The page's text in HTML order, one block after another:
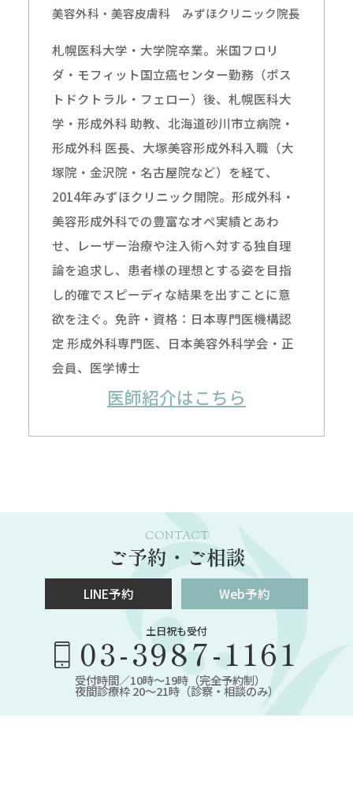
美容外科・美容皮膚科 みずほクリニック院長
札幌医科大学・大学院卒業。米国フロリ
ダ・モフィット国立癌センター勤務（ポス
トドクトラル・フェロー）後、札幌医科大
学・形成外科 助教、北海道砂川市立病院・
形成外科 医長、大塚美容形成外科入職（大
塚院・金沢院・名古屋院など）を経て、
2014年みずほクリニック開院。形成外科・
美容形成外科での豊富なオペ実績とあわ
せ、レーザー治療や注入術へ対する独自理
論を追求し、患者様の理想とする姿を目指
し的確でスピーディな結果を出すことに意
欲を注ぐ。免許・資格：日本専門医機構認
定 形成外科専門医、日本美容外科学会・正
会員、医学博士
医師紹介はこちら
CONTACT
ご予約・ご相談
LINE予約 Web予約
土日祝も受付
03-3987-1161
受付時間／10時～19時（完全予約制）
夜間診療枠 20～21時（診察・相談のみ）